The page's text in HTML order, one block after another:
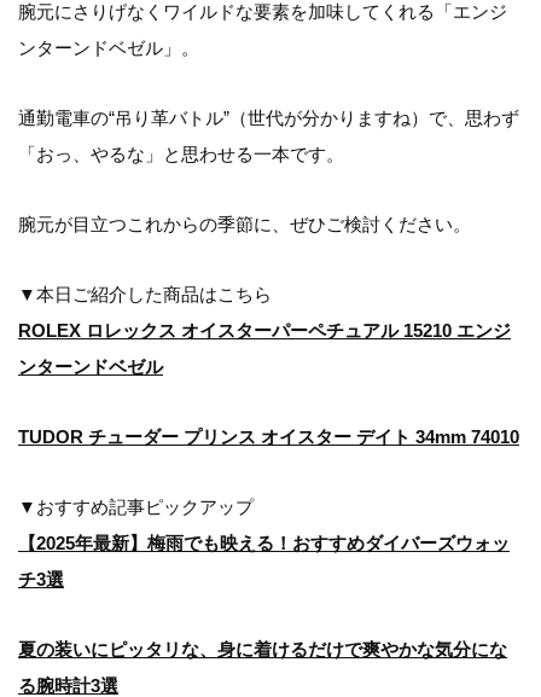
腕元にさりげなくワイルドな要素を加味してくれる「エンジ
ンターンドベゼル」。
通勤電車の“吊り革バトル”（世代が分かりますね）で、思わず
「おっ、やるな」と思わせる一本です。
腕元が目立つこれからの季節に、ぜひご検討ください。
▼本日ご紹介した商品はこちら
ROLEX ロレックス オイスターパーペチュアル 15210 エンジ
ンターンドベゼル
TUDOR チューダー プリンス オイスター デイト 34mm 74010
▼おすすめ記事ピックアップ
【2025年最新】梅雨でも映える！おすすめダイバーズウォッ
チ3選
夏の装いにピッタリな、身に着けるだけで爽やかな気分にな
る腕時計3選